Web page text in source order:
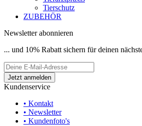
Tierschutz
ZUBEHÖR
Newsletter abonnieren
... und 10% Rabatt sichern für deinen
Kundenservice
• Kontakt
• Newsletter
• Kundenfoto's